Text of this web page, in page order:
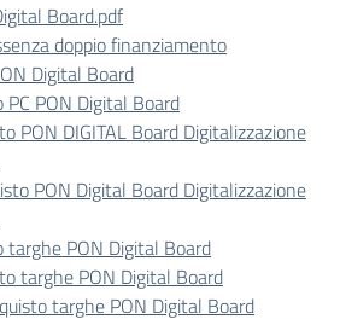
Board.pdf
doppio finanziamento
Digital Board
PC PON Digital Board
PON DIGITAL Board Digitalizzazione
PON Digital Board Digitalizzazione
targhe PON Digital Board
targhe PON Digital Board
targhe PON Digital Board